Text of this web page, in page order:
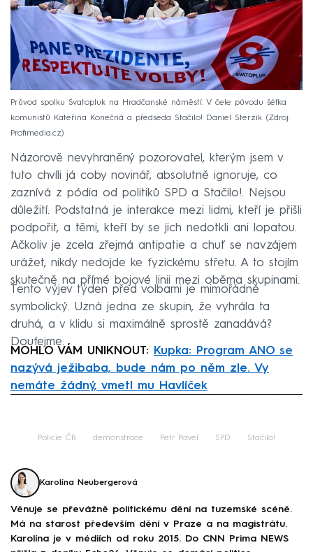
Průvod spolku Svatopluk na Hradčanské náměstí. V čele původu šéfka
komunistů Kateřina Konečná a předseda Stačilo! Daniel Sterzik
Zdroj:
Profimedia.cz
Názorově nevyhraněný pozorovatel, kterým jsem v
tuto chvíli já coby novinář, absolutně ignoruje, co
zaznívá z pódia od politiků SPD a Stačilo!. Nejsou
důležití. Podstatná je interakce mezi lidmi, kteří je přišli
podpořit, a těmi, kteří by se jich nedotkli ani lopatou.
Ačkoliv je zcela zřejmá antipatie a chuť se navzájem
urážet, nikdy nedojde ke fyzickému střetu. A to stojím
skutečně na přímé bojové linii mezi oběma skupinami.
Tento výjev týden před volbami je mimořádně
symbolický. Uzná jedna ze skupin, že vyhrála ta
druhá, a v klidu si maximálně sprostě zanadává?
Doufejme.
MOHLO VÁM UNIKNOUT:
Kupka: Program ANO se
nazývá ježibaba, bude nám po něm zle. Vy
nemáte žádný, vmetl mu Havlíček
Policie ČR demonstrace Petr Pavel SPD Stačilo!
Karolína Neubergerová
Věnuje se převážně politickému dění na tuzemské scéně.
Má na starost především dění v Praze a na magistrátu.
Karolína je v médiích od roku 2015. Do CNN Prima NEWS